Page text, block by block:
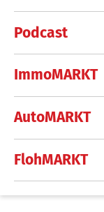
Podcast
ImmoMARKT
AutoMARKT
FlohMARKT